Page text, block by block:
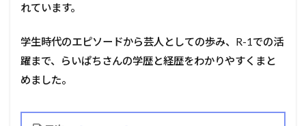
れています。
学生時代のエピソードから芸人としての歩み、R-1での活
躍まで、らいぱちさんの学歴と経歴をわかりやすくまと
めました。